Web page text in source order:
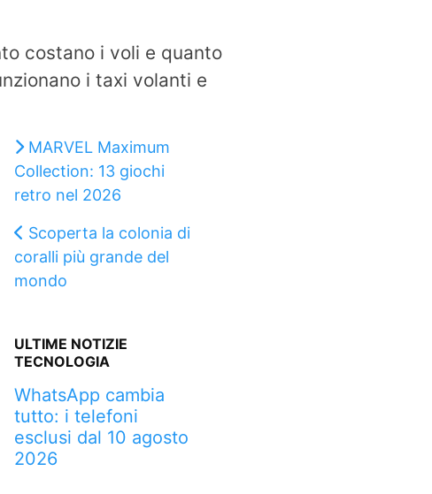
costano i voli e quanto
i taxi volanti e
MARVEL Maximum
Collection: 13 giochi
retro nel 2026
Scoperta la colonia di
coralli più grande del
mondo
ULTIME NOTIZIE
TECNOLOGIA
WhatsApp cambia
tutto: i telefoni
esclusi dal 10 agosto
2026